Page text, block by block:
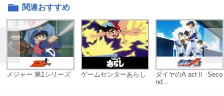
関連おすすめ
メジャー 第1シリーズ ゲームセンターあらし
ダイヤのA actⅡ -Seco
nd...